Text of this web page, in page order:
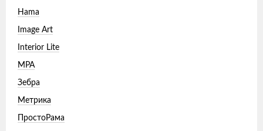
Hama
Image Art
Interior Lite
MPA
Зебра
Метрика
ПростоРама